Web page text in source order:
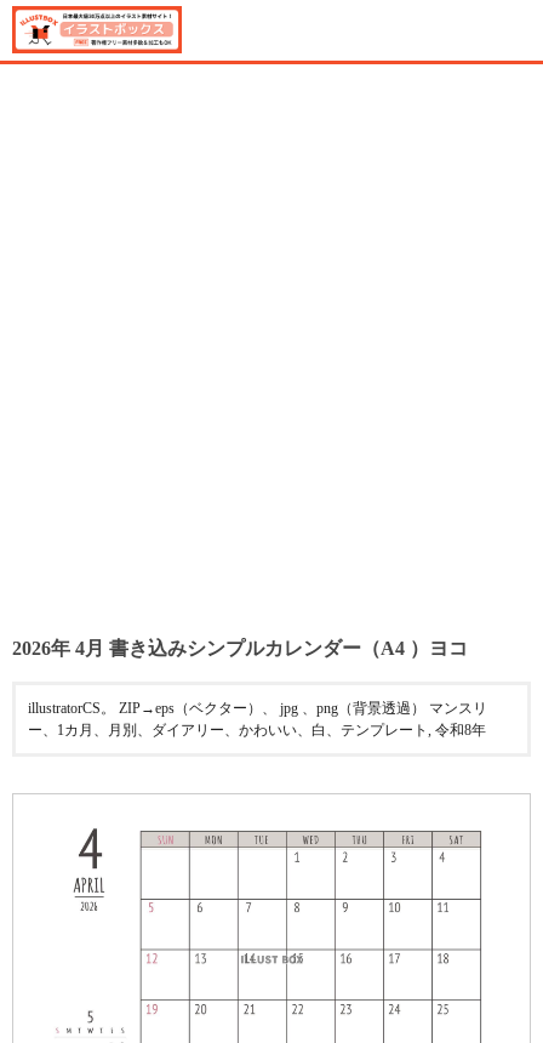
2026年 4月 書き込みシンプルカレンダー（A4 ）ヨコ
illustratorCS。 ZIP→eps（ベクター）、 jpg 、png（背景透過） マンスリ
ー、1カ月、月別、ダイアリー、かわいい、白、テンプレート, 令和8年